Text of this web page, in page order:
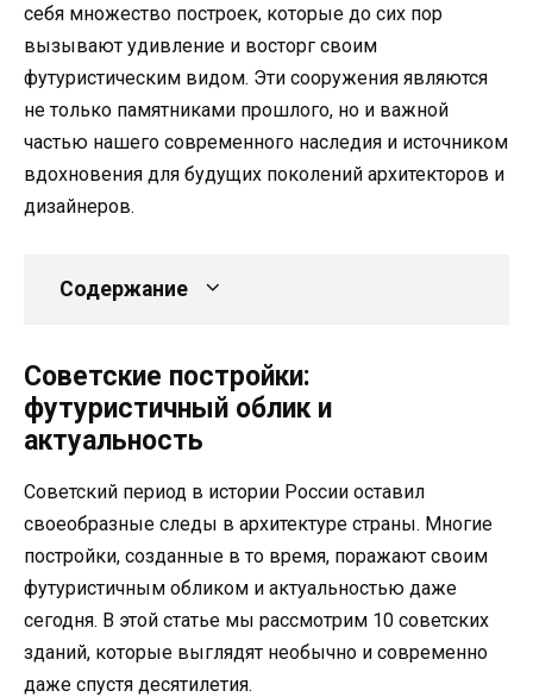
себя множество построек, которые до сих пор
вызывают удивление и восторг своим
футуристическим видом. Эти сооружения являются
не только памятниками прошлого, но и важной
частью нашего современного наследия и источником
вдохновения для будущих поколений архитекторов и
дизайнеров.
Содержание
Советские постройки:
футуристичный облик и
актуальность
Советский период в истории России оставил
своеобразные следы в архитектуре страны. Многие
постройки, созданные в то время, поражают своим
футуристичным обликом и актуальностью даже
сегодня. В этой статье мы рассмотрим 10 советских
зданий, которые выглядят необычно и современно
даже спустя десятилетия.